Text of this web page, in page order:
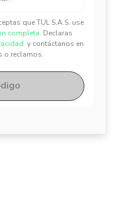
que TUL S.A.S. use
completa. Declaras
y contáctanos en
o reclamos.
✕
✕